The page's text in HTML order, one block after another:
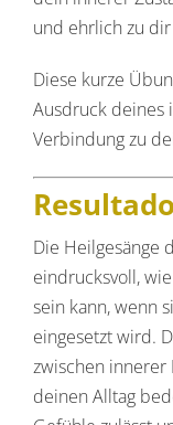
und ehrlich zu
Diese kurze
Ausdruck deines
Verbindung zu
Resultado
Die Heilgesänge
eindrucksvoll,
sein kann, wenn
eingesetzt wird.
zwischen innerer
deinen Alltag